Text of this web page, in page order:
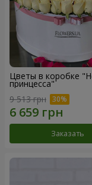
Цветы в коробке
принцесса"
9 513 грн
Заказать